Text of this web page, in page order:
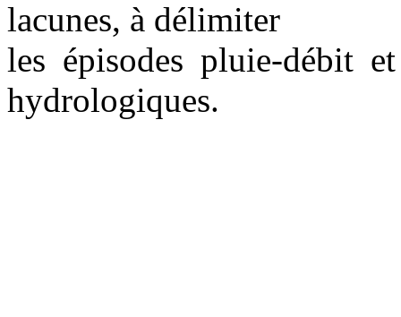
lacunes, à délimiter
les épisodes pluie-débit
hydrologiques.